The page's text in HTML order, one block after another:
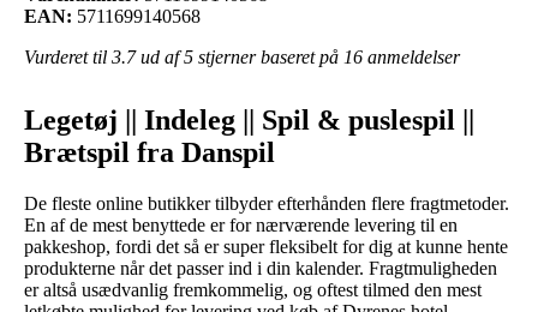
EAN: 5711699140568
Vurderet til 3.7ud af 5 stjerner baseret på 16 anmeldelser
Legetøj || Indeleg || Spil & puslespil ||
Brætspil fra Danspil
De fleste online butikker tilbyder efterhånden flere fragtmetoder.
En af de mest benyttede er for nærværende levering til en
pakkeshop, fordi det så er super fleksibelt for dig at kunne hente
produkterne når det passer ind i din kalender. Fragtmuligheden
er altså usædvanlig fremkommelig, og oftest tilmed den mest